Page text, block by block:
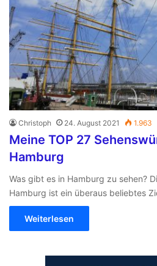
Christoph 24. August 2021 1.963
Meine TOP 27
Hamburg
Was gibt es in Hamburg zu sehen?
Hamburg ist ein überaus beliebtes
Weiterlesen